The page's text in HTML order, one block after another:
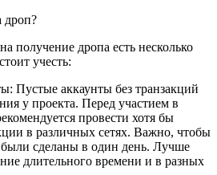
дроп?
получение дропа есть несколько
учесть:
Пустые аккаунты без транзакций
у проекта. Перед участием в
провести хотя бы
в различных сетях. Важно, чтобы
были сделаны в один день. Лучше
длительного времени и в разных